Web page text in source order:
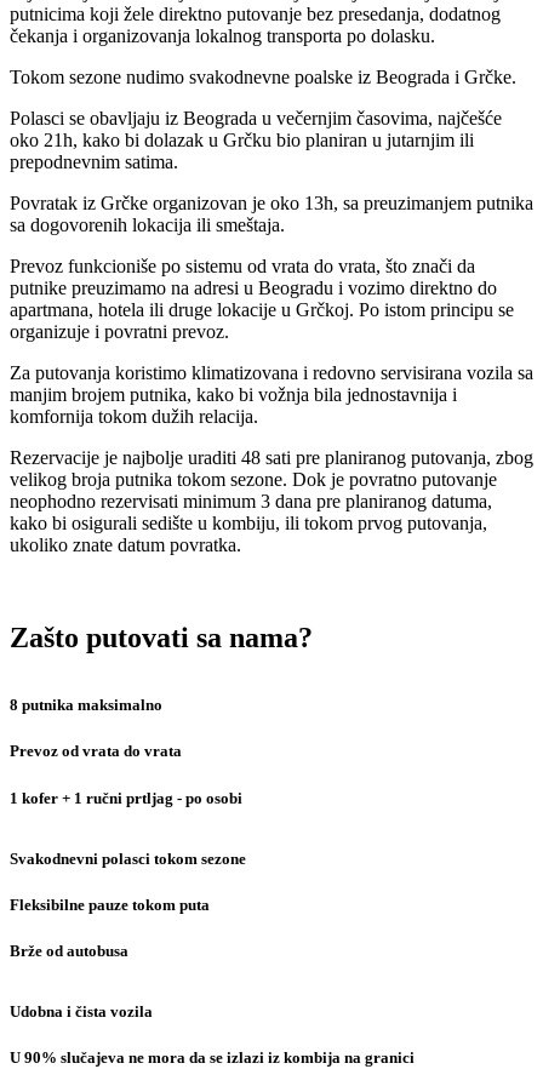
putnicima koji žele direktno putovanje bez presedanja, dodatnog
čekanja i organizovanja lokalnog transporta po dolasku.
Tokom sezone nudimo svakodnevne poalske iz Beograda i Grčke.
Polasci se obavljaju iz Beograda u večernjim časovima, najčešće
oko 21h, kako bi dolazak u Grčku bio planiran u jutarnjim ili
prepodnevnim satima.
Povratak iz Grčke organizovan je oko 13h, sa preuzimanjem putnika
sa dogovorenih lokacija ili smeštaja.
Prevoz funkcioniše po sistemu od vrata do vrata, što znači da
putnike preuzimamo na adresi u Beogradu i vozimo direktno do
apartmana, hotela ili druge lokacije u Grčkoj. Po istom principu se
organizuje i povratni prevoz.
Za putovanja koristimo klimatizovana i redovno servisirana vozila sa
manjim brojem putnika, kako bi vožnja bila jednostavnija i
komfornija tokom dužih relacija.
Rezervacije je najbolje uraditi 48 sati pre planiranog putovanja, zbog
velikog broja putnika tokom sezone. Dok je povratno putovanje
neophodno rezervisati minimum 3 dana pre planiranog datuma,
kako bi osigurali sedište u kombiju, ili tokom prvog putovanja,
ukoliko znate datum povratka.
Zašto putovati sa nama?
8 putnika maksimalno
Prevoz od vrata do vrata
1 kofer + 1 ručni prtljag - po osobi
Svakodnevni polasci tokom sezone
Fleksibilne pauze tokom puta
Brže od autobusa
Udobna i čista vozila
U 90% slučajeva ne mora da se izlazi iz kombija na granici